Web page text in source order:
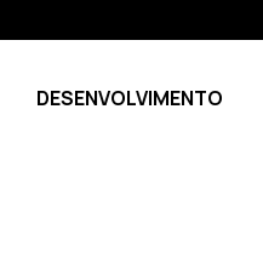
DESENVOLVIMENTO